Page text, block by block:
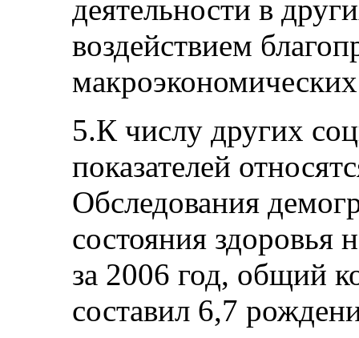
деятельности в
воздействием
5.К числу других
показателей
Обследования
состояния
за 2006 год, общий
составил 6,7